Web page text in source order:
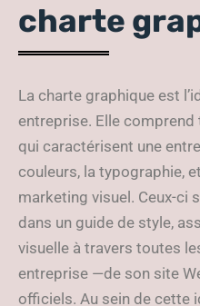
charte
La charte graphique est
entreprise. Elle
qui caractérisent une
couleurs, la typographie,
marketing visuel. Ceux-ci
dans un guide de style,
visuelle à travers toutes
entreprise —de son site
officiels. Au sein de cette